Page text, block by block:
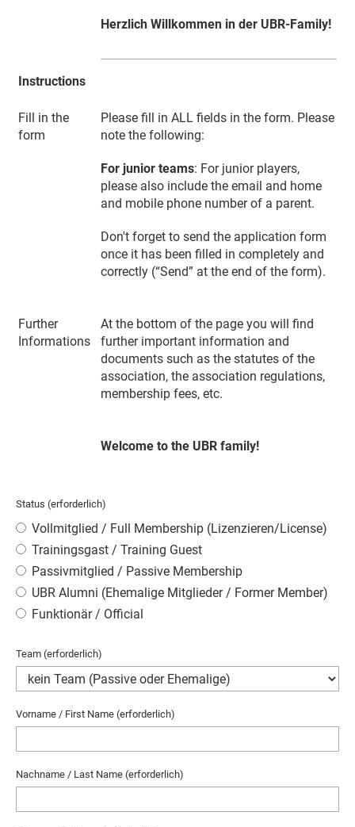
Herzlich Willkommen in der UBR-Family!
Instructions
Fill in the
form
Please fill in ALL fields in the form. Please
note the following:
For junior teams: For junior players,
please also include the email and home
and mobile phone number of a parent.
Don't forget to send the application form
once it has been filled in completely and
correctly (“Send” at the end of the form).
Further
Informations
At the bottom of the page you will find
further important information and
documents such as the statutes of the
association, the association regulations,
membership fees, etc.
Welcome to the UBR family!
Status (erforderlich)
Vollmitglied / Full Membership (Lizenzieren/License)
Trainingsgast / Training Guest
Passivmitglied / Passive Membership
UBR Alumni (Ehemalige Mitglieder / Former Member)
Funktionär / Official
Team (erforderlich)
Vorname / First Name (erforderlich)
Nachname / Last Name (erforderlich)